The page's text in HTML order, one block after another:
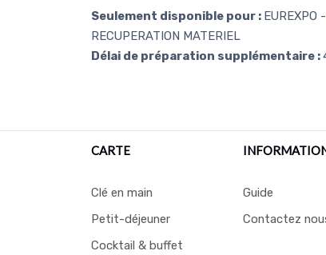
Seulement disponible pour : EUREXPO
RECUPERATION MATERIEL
Délai de préparation supplémentaire :
CARTE
Clé en main
Petit-déjeuner
Cocktail & buffet
Guide
Contactez